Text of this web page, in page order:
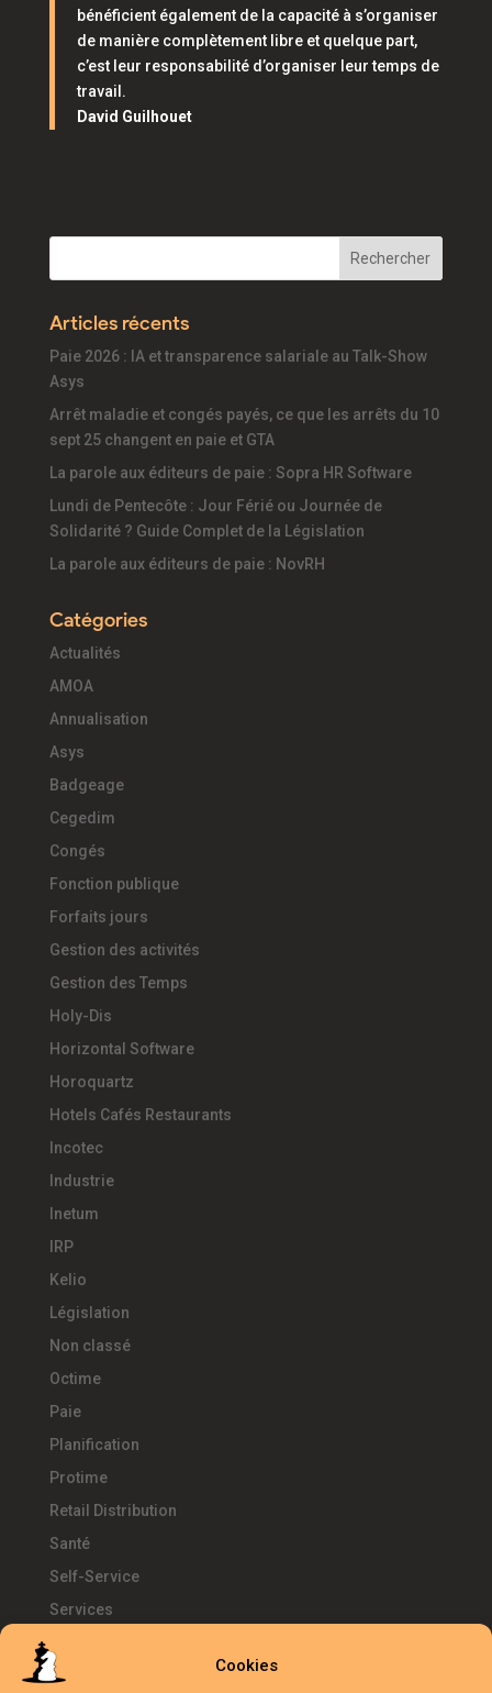
Cookies
bénéficient également de la capacité à s’organiser
de manière complètement libre et quelque part,
c’est leur responsabilité d’organiser leur temps de
travail.
David Guilhouet
Articles récents
Paie 2026 : IA et transparence salariale au Talk-Show
Asys
Arrêt maladie et congés payés, ce que les arrêts du 10
sept 25 changent en paie et GTA
La parole aux éditeurs de paie : Sopra HR Software
Lundi de Pentecôte : Jour Férié ou Journée de
Solidarité ? Guide Complet de la Législation
La parole aux éditeurs de paie : NovRH
Catégories
Actualités
AMOA
Annualisation
Asys
Badgeage
Cegedim
Congés
Fonction publique
Forfaits jours
Gestion des activités
Gestion des Temps
Holy-Dis
Horizontal Software
Horoquartz
Hotels Cafés Restaurants
Incotec
Industrie
Inetum
IRP
Kelio
Législation
Non classé
Octime
Paie
Planification
Protime
Retail Distribution
Santé
Self-Service
Services
Télétravail